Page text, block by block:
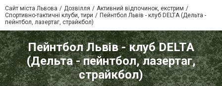
Сайт міста Львова Дозвілля
Активний відпочинок, екстрим
Спортивно-тактичні клуби, тири
Пейнтбол Львів - клуб DELTA (Дельта -
пейнтбол, лазертаг, страйкбол)
Пейнтбол Львів - клуб DELTA
(Дельта - пейнтбол, лазертаг,
страйкбол)